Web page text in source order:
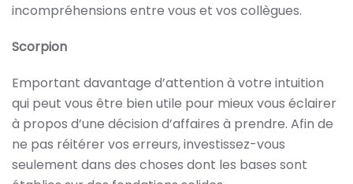
incompréhensions entre vous et vos collègues.
Scorpion
Emportant davantage d’attention à votre intuition
qui peut vous être bien utile pour mieux vous éclairer
à propos d’une décision d’affaires à prendre. Afin de
ne pas réitérer vos erreurs, investissez-vous
seulement dans des choses dont les bases sont